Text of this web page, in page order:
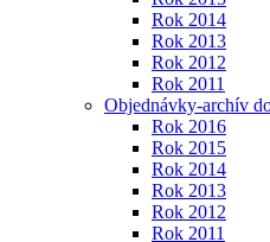
Rok 2014
Rok 2013
Rok 2012
Rok 2011
Objednávky-archív
Rok 2016
Rok 2015
Rok 2014
Rok 2013
Rok 2012
Rok 2011